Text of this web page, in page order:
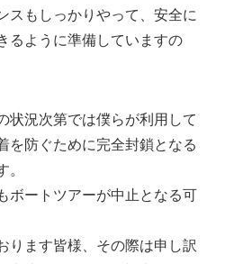
スもしっかりやって、安全に
るように準備していますの
状況次第では僕らが利用して
を防ぐために完全封鎖となる
。
ボートツアーが中止となる可
ります皆様、その際は申し訳